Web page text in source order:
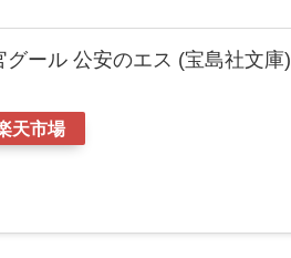
グール 公安のエス (宝島社文庫)
天市場